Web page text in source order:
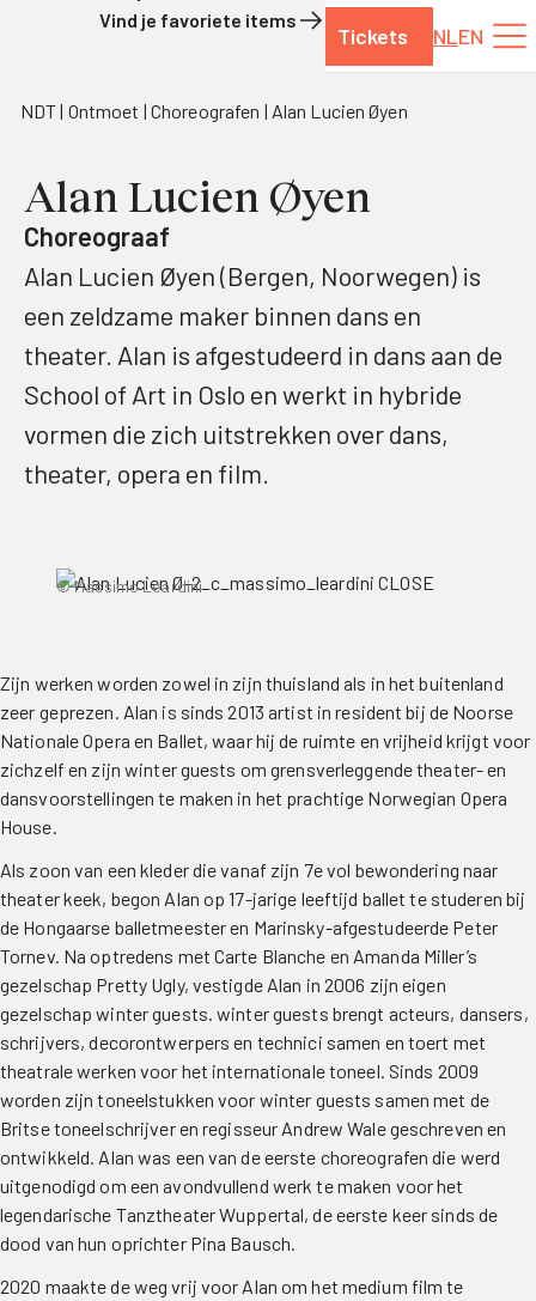
Tickets NLEN
Vind je favoriete items
NDT Ontmoet Choreografen Alan Lucien Øyen
Alan Lucien Øyen
Choreograaf
Alan Lucien Øyen (Bergen, Noorwegen) is
een zeldzame maker binnen dans en
theater. Alan is afgestudeerd in dans aan de
School of Art in Oslo en werkt in hybride
vormen die zich uitstrekken over dans,
theater, opera en film.
© Massimo Leardini
Zijn werken worden zowel in zijn thuisland als in het buitenland
zeer geprezen. Alan is sinds 2013 artist in resident bij de Noorse
Nationale Opera en Ballet, waar hij de ruimte en vrijheid krijgt voor
zichzelf en zijn winter guests om grensverleggende theater- en
dansvoorstellingen te maken in het prachtige Norwegian Opera
House.
Als zoon van een kleder die vanaf zijn 7e vol bewondering naar
theater keek, begon Alan op 17-jarige leeftijd ballet te studeren bij
de Hongaarse balletmeester en Marinsky-afgestudeerde Peter
Tornev. Na optredens met Carte Blanche en Amanda Miller’s
gezelschap Pretty Ugly, vestigde Alan in 2006 zijn eigen
gezelschap winter guests. winter guests brengt acteurs, dansers,
schrijvers, decorontwerpers en technici samen en toert met
theatrale werken voor het internationale toneel. Sinds 2009
worden zijn toneelstukken voor winter guests samen met de
Britse toneelschrijver en regisseur Andrew Wale geschreven en
ontwikkeld. Alan was een van de eerste choreografen die werd
uitgenodigd om een ​​avondvullend werk te maken voor het
legendarische Tanztheater Wuppertal, de eerste keer sinds de
dood van hun oprichter Pina Bausch.
2020 maakte de weg vrij voor Alan om het medium film te